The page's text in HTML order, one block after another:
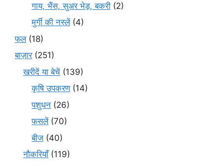
गाय, भैंस, सुअर भेड़, बकरी (2)
मुर्गी की नस्लें(4)
फल(18)
बाज़ार(251)
खरीदें या बेचें (139)
कृषि उपकरण(14)
पशुधन (26)
फसलें(70)
बीज (40)
नौकरियाँ(119)